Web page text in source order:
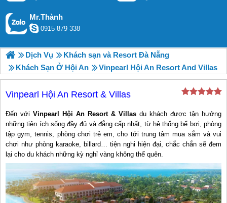
Mr.Thành
0915 879 338
Dịch Vụ
Khách sạn và Resort Đà Nẵng
Khách Sạn Ở Hội An
Vinpearl Hội An Resort And Villas
Vinpearl Hội An Resort & Villas
Đến với Vinpearl Hội An Resort & Villas du khách được tận hưởng
những tiện ích sống đầy đủ và đẳng cấp nhất, từ hệ thống bể bơi, phòng
tập gym, tennis, phòng chơi trẻ em, cho tới trung tâm mua sắm và vui
chơi như phòng karaoke, billard… tiện nghi hiện đại, chắc chắn sẽ đem
lại cho du khách những kỳ nghỉ vàng không thể quên.